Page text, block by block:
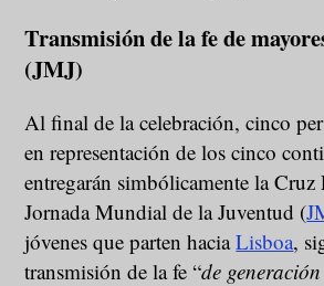
Transmisión de la fe de
(JMJ)
Al final de la celebración, cinco
en representación de los cinco
entregarán simbólicamente la Cruz
Jornada Mundial de la Juventud (
jóvenes que parten haciaLisboa,
transmisión de la fe “de